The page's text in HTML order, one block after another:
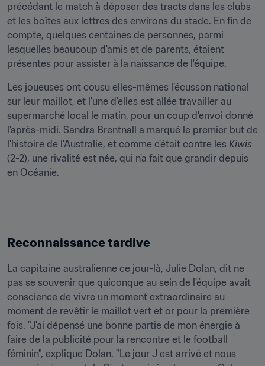
précédant le match à déposer des tracts dans les clubs
et les boîtes aux lettres des environs du stade. En fin de
compte, quelques centaines de personnes, parmi
lesquelles beaucoup d'amis et de parents, étaient
présentes pour assister à la naissance de l'équipe.
Les joueuses ont cousu elles-mêmes l'écusson national
sur leur maillot, et l'une d'elles est allée travailler au
supermarché local le matin, pour un coup d'envoi donné
l'après-midi. Sandra Brentnall a marqué le premier but de
l'histoire de l'Australie, et comme c'était contre les Kiwis
(2-2), une rivalité est née, qui n'a fait que grandir depuis
en Océanie.
Reconnaissance tardive
La capitaine australienne ce jour-là, Julie Dolan, dit ne
pas se souvenir que quiconque au sein de l'équipe avait
conscience de vivre un moment extraordinaire au
moment de revêtir le maillot vert et or pour la première
fois. "J'ai dépensé une bonne partie de mon énergie à
faire de la publicité pour la rencontre et le football
féminin", explique Dolan. "Le jour J est arrivé et nous